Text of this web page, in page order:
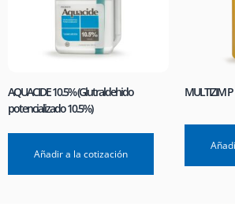
AQUACIDE 10.5% (Glutraldehido
potencializado 10.5%)
Añadir a la cotización
MULTIZIM P